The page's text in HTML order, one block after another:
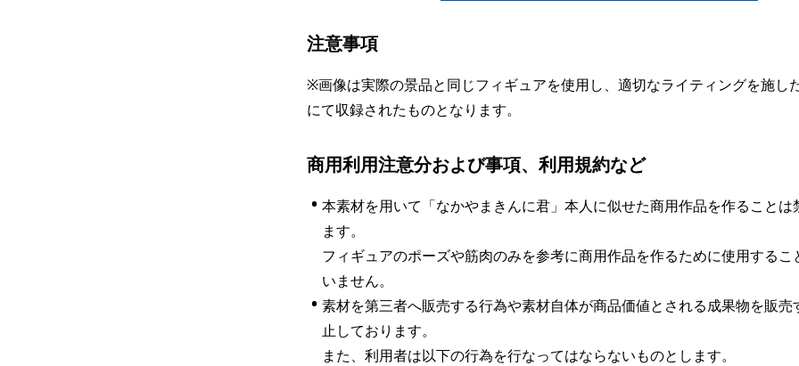
注意事項
※画像は実際の景品と同じフィギュアを使用し、適切なライティングを施し
にて収録されたものとなります。
商用利用注意分および事項、利用規約など
• 本素材を用いて「なかやまきんに君」本人に似せた商用作品を作ることは
ます。
フィギュアのポーズや筋肉のみを参考に商用作品を作るために使用するこ
いません。
• 素材を第三者へ販売する行為や素材自体が商品価値とされる成果物を販売
止しております。
また、利用者は以下の行為を行なってはならないものとします。